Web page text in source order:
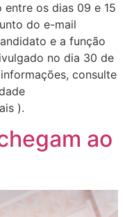
os dias 09 e 15
do e-mail
e a função
no dia 30 de
consulte
).
ao